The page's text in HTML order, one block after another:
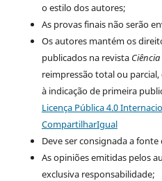
o estilo dos autores;
As provas finais não serão
Os autores mantém os
publicados na revista
reimpressão total ou
à indicação de primeira
Licença Pública 4.0
CompartilharIgual
Deve ser consignada a
As opiniões emitidas pelos
exclusiva responsabilidade;